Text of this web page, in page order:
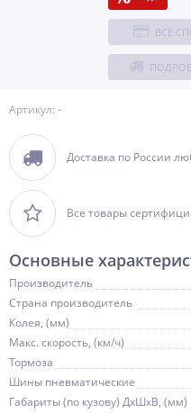
Артикул: -
Доставка по России
Все товары
ВСЕ
Основные
Производитель
Страна производитель
Колея, (мм)
Макс. скорость, (км/ч)
Тормоза
Шины пневматические
Габариты (по кузову) ДхШхВ, (мм)